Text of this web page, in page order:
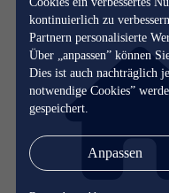
kontinuierlich zu
Partnern personalisierte
Über „anpassen” können
Dies ist auch nachträglich
notwendige Cookies”
gespeichert.
Anpassen